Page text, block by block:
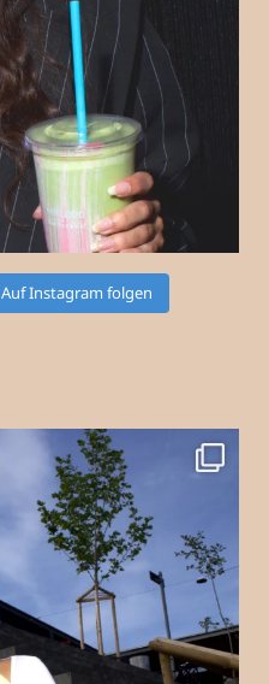
Auf Instagram folgen